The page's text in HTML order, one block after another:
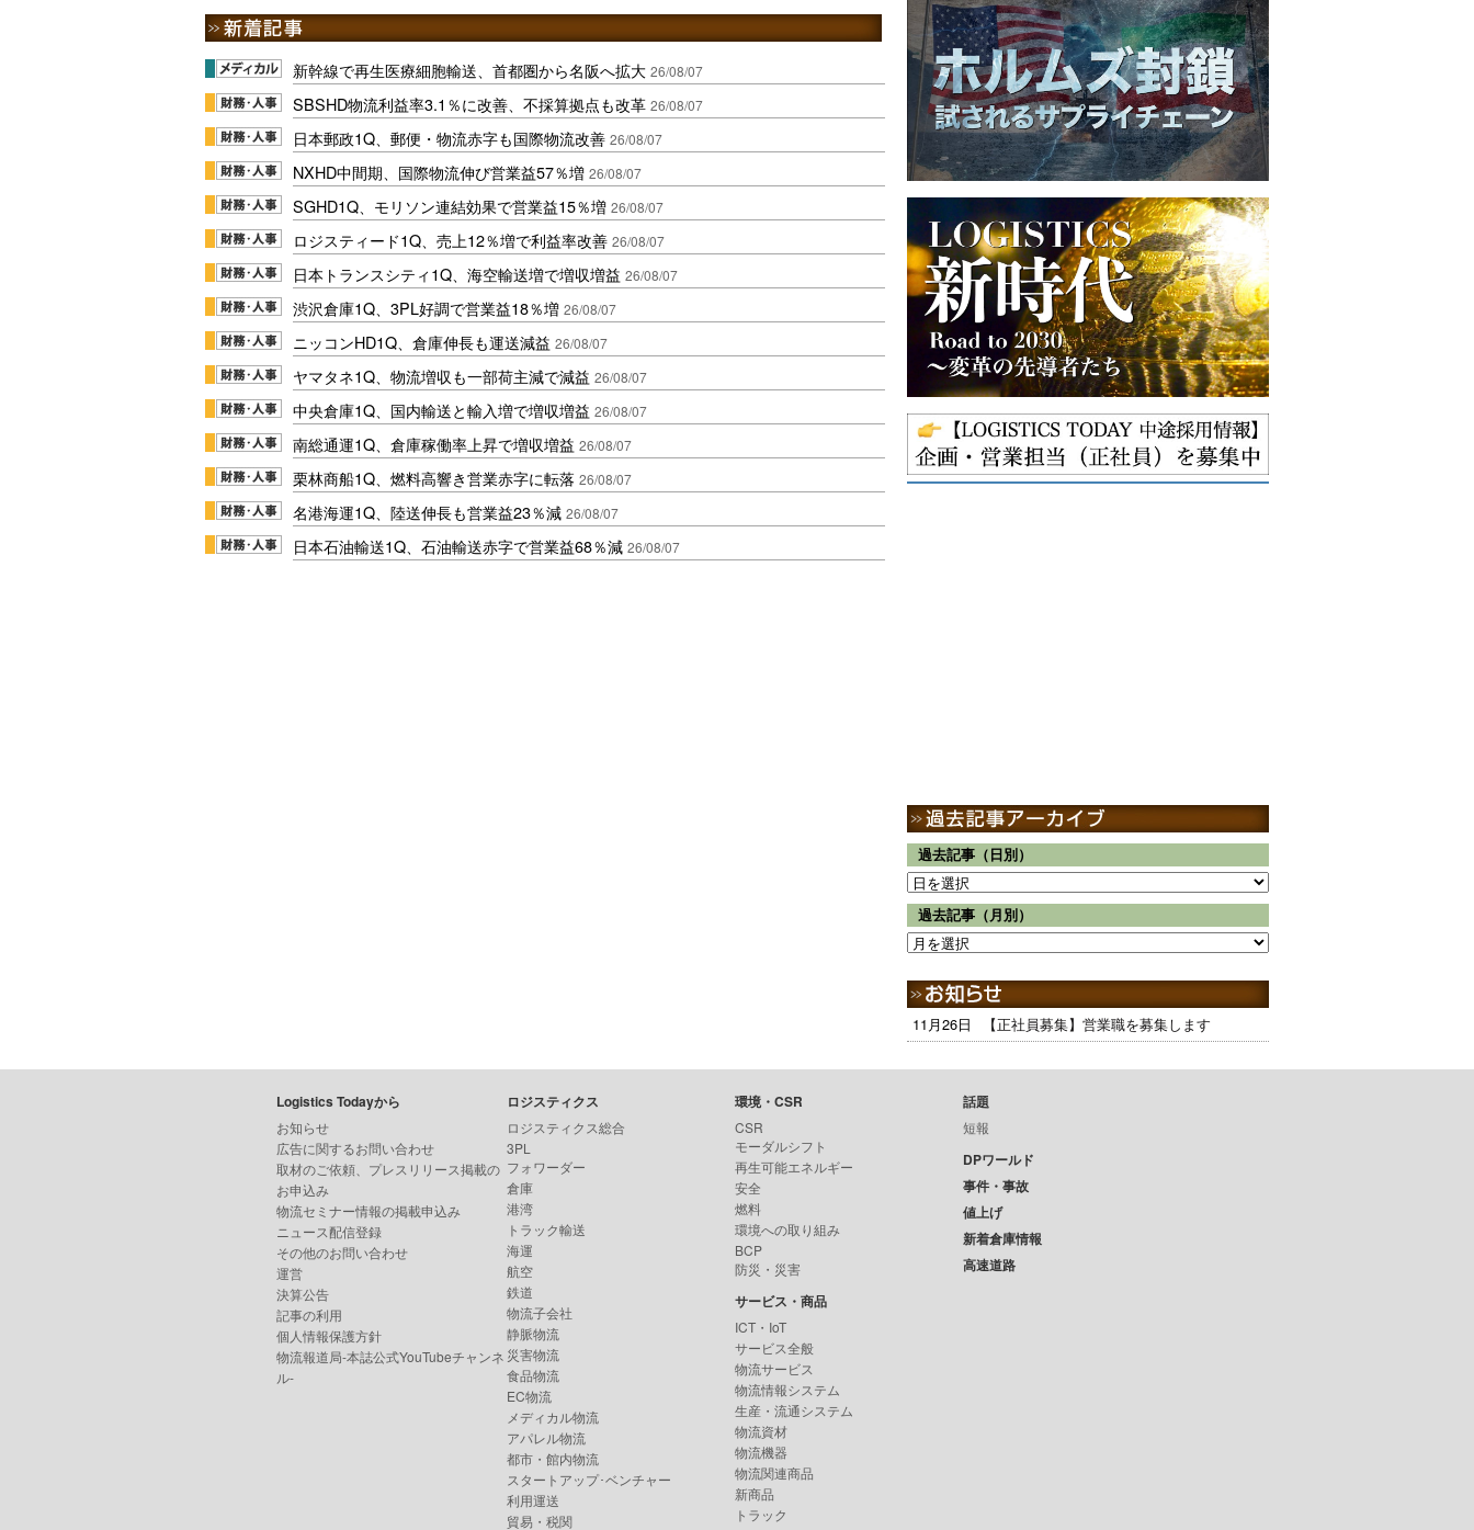
新幹線で再生医療細胞輸送、首都圏から名阪へ拡大 26/08/07
SBSHD物流利益率3.1％に改善、不採算拠点も改革 26/08/07
日本郵政1Q、郵便・物流赤字も国際物流改善 26/08/07
NXHD中間期、国際物流伸び営業益57％増 26/08/07
SGHD1Q、モリソン連結効果で営業益15％増 26/08/07
ロジスティード1Q、売上12％増で利益率改善 26/08/07
日本トランスシティ1Q、海空輸送増で増収増益 26/08/07
渋沢倉庫1Q、3PL好調で営業益18％増 26/08/07
ニッコンHD1Q、倉庫伸長も運送減益 26/08/07
ヤマタネ1Q、物流増収も一部荷主減で減益 26/08/07
中央倉庫1Q、国内輸送と輸入増で増収増益 26/08/07
南総通運1Q、倉庫稼働率上昇で増収増益 26/08/07
栗林商船1Q、燃料高響き営業赤字に転落 26/08/07
名港海運1Q、陸送伸長も営業益23％減 26/08/07
日本石油輸送1Q、石油輸送赤字で営業益68％減 26/08/07
過去記事（日別）
過去記事（月別）
11月26日 【正社員募集】営業職を募集します
Logistics Todayから
お知らせ
広告に関するお問い合わせ
取材のご依頼、プレスリリース掲載の
お申込み
物流セミナー情報の掲載申込み
ニュース配信登録
その他のお問い合わせ
運営
決算公告
記事の利用
個人情報保護方針
物流報道局-本誌公式YouTubeチャンネ
ル-
ロジスティクス
ロジスティクス総合
3PL
フォワーダー
倉庫
港湾
トラック輸送
海運
航空
鉄道
物流子会社
静脈物流
災害物流
食品物流
EC物流
メディカル物流
アパレル物流
都市・館内物流
スタートアップ･ベンチャー
利用運送
貿易・税関
環境・CSR
CSR
モーダルシフト
再生可能エネルギー
安全
燃料
環境への取り組み
BCP
防災・災害
サービス・商品
ICT・IoT
サービス全般
物流サービス
物流情報システム
生産・流通システム
物流資材
物流機器
物流関連商品
新商品
トラック
話題
短報
DPワールド
事件・事故
値上げ
新着倉庫情報
高速道路